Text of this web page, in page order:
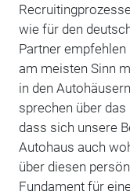
wie für den
Partner empfehlen
am meisten Sinn
in den
sprechen über
dass sich unsere
Autohaus auch
über diesen
Fundament für